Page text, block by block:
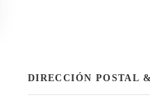
DIRECCIÓN POSTAL